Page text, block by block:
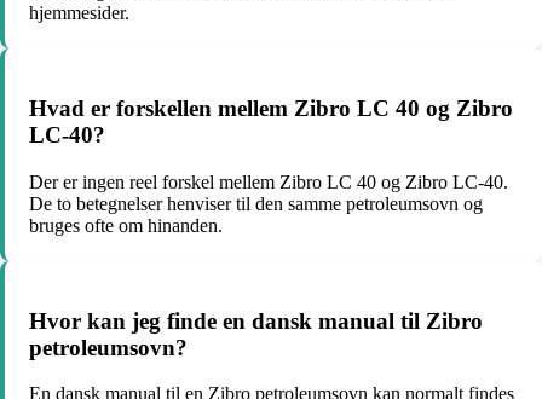
hjemmesider.
Hvad er forskellen mellem Zibro LC 40 og Zibro
LC-40?
Der er ingen reel forskel mellem Zibro LC 40 og Zibro LC-40.
De to betegnelser henviser til den samme petroleumsovn og
bruges ofte om hinanden.
Hvor kan jeg finde en dansk manual til Zibro
petroleumsovn?
En dansk manual til en Zibro petroleumsovn kan normalt findes